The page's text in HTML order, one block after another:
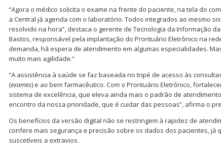
“Agora o médico solicita o exame na frente do paciente, na tela do
a Central já agenda com o laboratório. Todos integrados ao mesmo
resolvido na hora”, destaca o gerente de Tecnologia da Informação
Bastos, responsável pela implantação do Prontuário Eletrônico na
demanda, há espera de atendimento em algumas especialidades.
muito mais agilidade.”
“A assistência à saúde se faz baseada no tripé de acesso às
(exames) e ao bem farmacêutico. Com o Prontuário Eletrônico,
sistema de excelência, que eleva ainda mais o padrão de
encontro da nossa prioridade, que é cuidar das pessoas”, afirma o
Os benefícios da versão digital não se restringem à rapidez de
confere mais segurança e precisão sobre os dados dos pacientes, já
suscetíveis a extravios.